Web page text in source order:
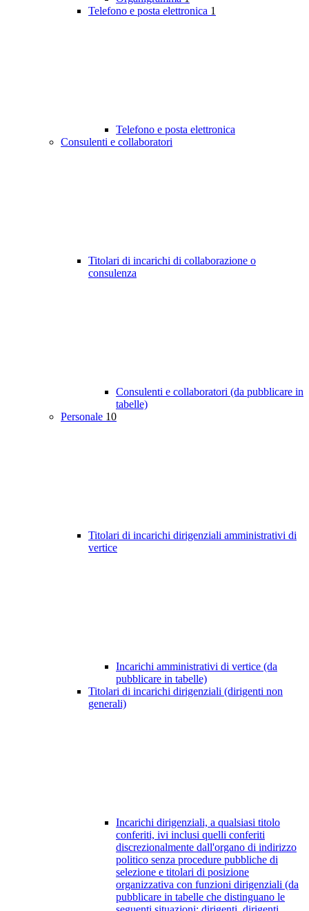
Telefono e posta elettronica 1
Telefono e posta elettronica
Consulenti e collaboratori
Titolari di incarichi di collaborazione o
consulenza
Consulenti e collaboratori (da pubblicare in
tabelle)
Personale 10
Titolari di incarichi dirigenziali amministrativi di
vertice
Incarichi amministrativi di vertice (da
pubblicare in tabelle)
Titolari di incarichi dirigenziali (dirigenti non
generali)
Incarichi dirigenziali, a qualsiasi titolo
conferiti, ivi inclusi quelli conferiti
discrezionalmente dall'organo di indirizzo
politico senza procedure pubbliche di
selezione e titolari di posizione
organizzativa con funzioni dirigenziali (da
pubblicare in tabelle che distinguano le